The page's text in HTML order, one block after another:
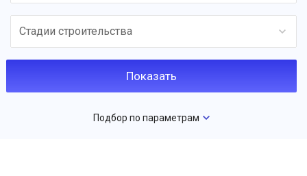
Стадии строительства
Подбор по параметрам